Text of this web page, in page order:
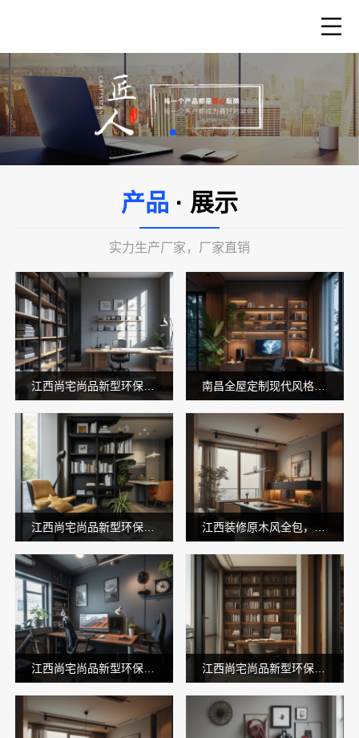
产品 · 展示
实力生产厂家，厂家直销
江西尚宅尚品新型环保材料有限公司江西全屋定制简欧公司
江西尚宅尚品新型环保材料有限公司：本地全屋定制简欧套餐
江西尚宅尚品新型环保材料有限公司—南昌环保全屋定制口碑好